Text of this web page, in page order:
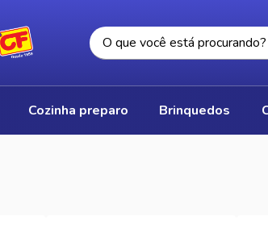
cozinha preparo brinquedos